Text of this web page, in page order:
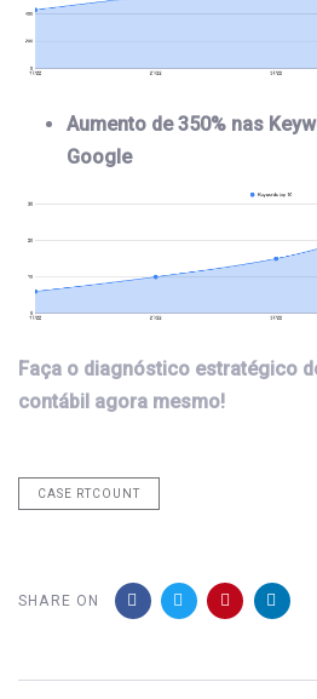
Aumento de 350% nas
Google
Faça o diagnóstico estratégico
contábil agora mesmo!
CASE RTCOUNT
SHARE ON